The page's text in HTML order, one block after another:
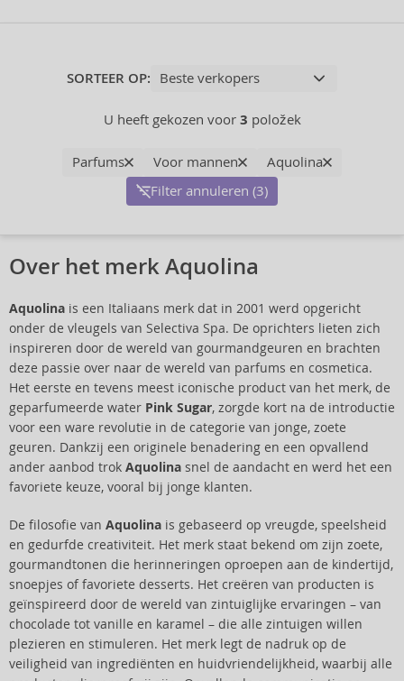
SORTEER OP:
U heeft gekozen voor 3 položek
Parfums Voor mannen
Aquolina
Filter annuleren (3)
Over het merk Aquolina
Aquolina is een Italiaans merk dat in 2001 werd opgericht
onder de vleugels van Selectiva Spa. De oprichters lieten zich
inspireren door de wereld van gourmandgeuren en brachten
deze passie over naar de wereld van parfums en cosmetica.
Het eerste en tevens meest iconische product van het merk, de
geparfumeerde water Pink Sugar, zorgde kort na de introductie
voor een ware revolutie in de categorie van jonge, zoete
geuren. Dankzij een originele benadering en een opvallend
ander aanbod trok Aquolina snel de aandacht en werd het een
favoriete keuze, vooral bij jonge klanten.
De filosofie van Aquolina is gebaseerd op vreugde, speelsheid
en gedurfde creativiteit. Het merk staat bekend om zijn zoete,
gourmandtonen die herinneringen oproepen aan de kindertijd,
snoepjes of favoriete desserts. Het creëren van producten is
geïnspireerd door de wereld van zintuiglijke ervaringen – van
chocolade tot vanille en karamel – die alle zintuigen willen
plezieren en stimuleren. Het merk legt de nadruk op de
veiligheid van ingrediënten en huidvriendelijkheid, waarbij alle